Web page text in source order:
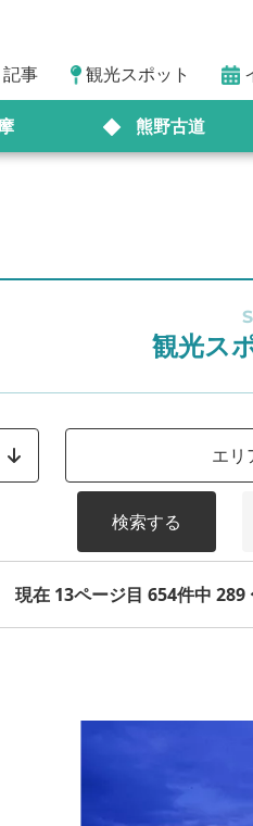
記事 観光スポット
熊野古道
観光ス
エリ
検索する
現在 13ページ目 654件中